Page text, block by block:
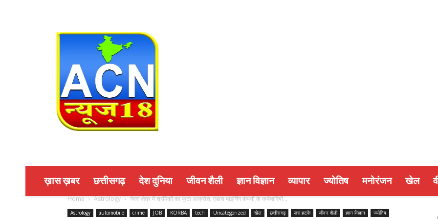
ख़ास ख़बर छत्तीसगढ़ देश दुनिया जीवन शैली ज्ञान विज्ञान व्यापार ज्योतिष मनोरंजन खेल
Home Astrology गेवरा क्षेत्र में श्रमिकों का फूटा आक्रोश, एडास माइनिंग कंपनी के कर्मचारियों...
Astrology automobile crime JOB KORBA tech Uncategorized खेल छत्तीसगढ़ ज़रा हटके जीवन शैली ज्ञान विज्ञान
ज्योतिष